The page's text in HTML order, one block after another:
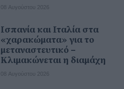
08 Αυγούστου 2026
Ισπανία και Ιταλία στα
«χαρακώματα» για το
μεταναστευτικό –
Κλιμακώνεται η διαμάχη
08 Αυγούστου 2026